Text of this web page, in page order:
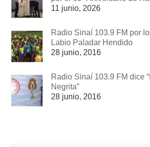
11 junio, 2026
Radio Sinaí 103.9 FM por
Labio Paladar Hendido
28 junio, 2016
Radio Sinaí 103.9 FM dice
Negrita”
28 junio, 2016